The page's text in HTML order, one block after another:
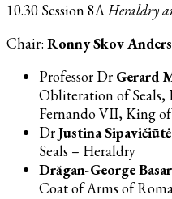
10.30 Session 8AHeraldry
Chair: Ronny Skov
Professor Dr Gerard
Obliteration of Seals,
Fernando VII, King
DrJustina
Seals – Heraldry
Drăgan-George
Coat of Arms of